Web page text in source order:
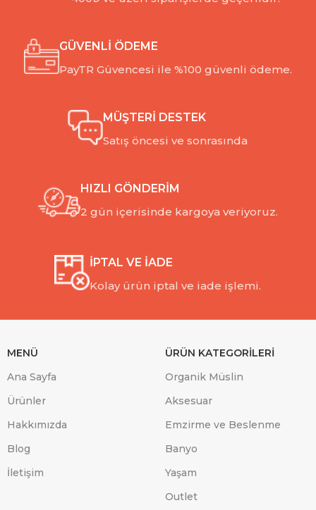
GÜVENLİ ÖDEME
PayTR Güvencesi ile %100 güvenli ödeme.
MÜŞTERİ DESTEK
Satış öncesi ve sonrasında
HIZLI GÖNDERİM
2 gün içerisinde kargoya veriyoruz.
İPTAL VE İADE
Kolay ürün iptal ve iade işlemi.
MENÜ
Ana Sayfa
Ürünler
Hakkımızda
Blog
İletişim
ÜRÜN KATEGORİLERİ
Organik Müslin
Aksesuar
Emzirme ve Beslenme
Banyo
Yaşam
Outlet